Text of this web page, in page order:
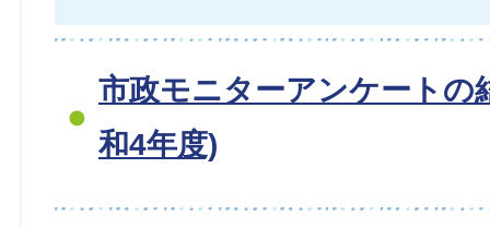
市政モニターアンケートの
和4年度)